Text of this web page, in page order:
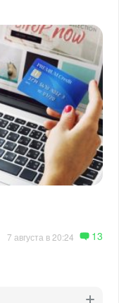
7 августа в 20:24 13